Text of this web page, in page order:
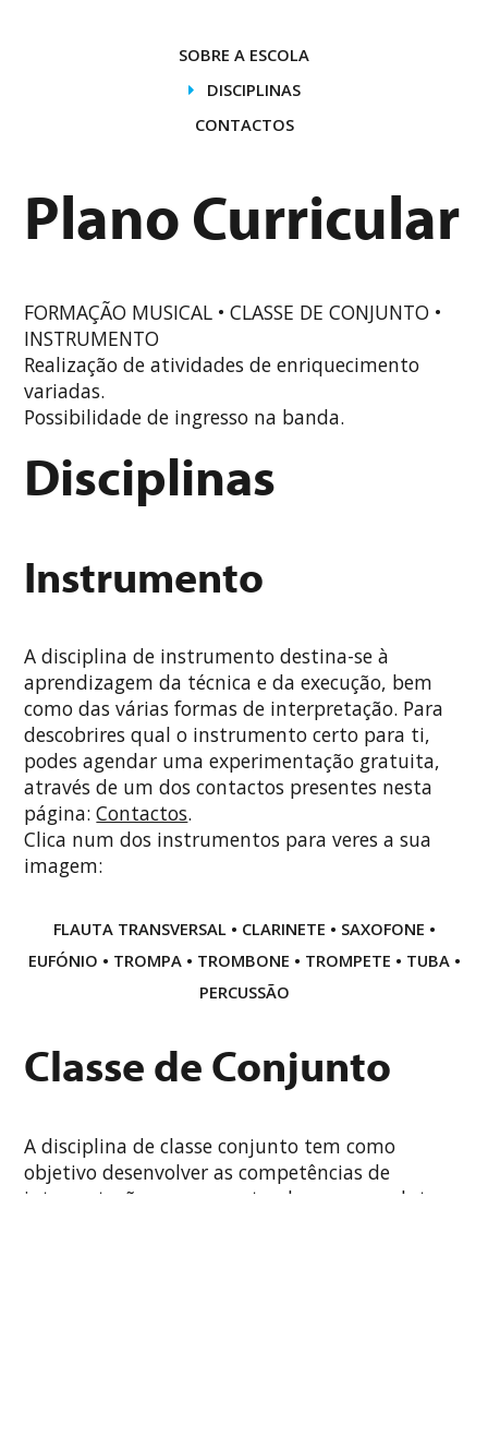
SOBRE A ESCOLA
DISCIPLINAS
CONTACTOS
Plano Curricular
FORMAÇÃO MUSICAL • CLASSE DE CONJUNTO •
INSTRUMENTO
Realização de atividades de enriquecimento
variadas.
Possibilidade de ingresso na banda.
Disciplinas
Instrumento
A disciplina de instrumento destina-se à
aprendizagem da técnica e da execução, bem
como das várias formas de interpretação. Para
descobrires qual o instrumento certo para ti,
podes agendar uma experimentação gratuita,
através de um dos contactos presentes nesta
página:Contactos.
Clica num dos instrumentos para veres a sua
imagem:
FLAUTA TRANSVERSAL• CLARINETE • SAXOFONE •
EUFÓNIO • TROMPA• TROMBONE • TROMPETE • TUBA•
PERCUSSÃO
Classe de Conjunto
A disciplina de classe conjunto tem como
objetivo desenvolver as competências de
interpretação em grupo, tendo como produto a